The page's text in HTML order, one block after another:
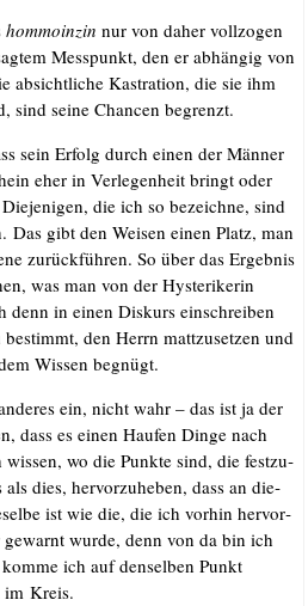
hom­mo­in­zin nur von daher voll­zo­gen
Mess­punkt, den er abhän­gig von
absicht­li­che Kas­tra­ti­on, die sie ihm
sind sei­ne Chan­cen begrenzt.
sein Erfolg durch einen der Män­ner
eher in Ver­le­gen­heit bringt oder
die ich so bezeich­ne, sind
Das gibt den Wei­sen einen Platz, man
zurück­füh­ren. So über das Ergeb­nis
was man von der Hys­te­ri­ke­rin
denn in einen Dis­kurs ein­schrei­ben
den Herrn matt­zu­set­zen und
Wis­sen begnügt.
ein, nicht wahr – das ist ja der
dass es einen Hau­fen Din­ge nach
wo die Punk­te sind, die fest­zu­
dies, her­vor­zu­he­ben, dass an die­
ist wie die, die ich vor­hin her­vor­
wur­de, denn von da bin ich
ich auf den­sel­ben Punkt
im Kreis.